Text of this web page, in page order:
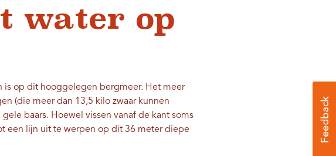
water op
is op dit hooggelegen bergmeer. Het meer
(die meer dan 13,5 kilo zwaar kunnen
baars. Hoewel vissen vanaf de kant soms
een lijn uit te werpen op dit 36 ​​meter diepe